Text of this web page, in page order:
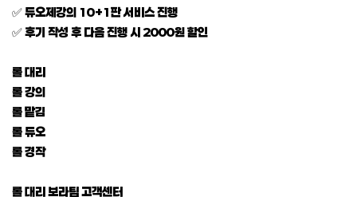
✅ 듀오제강의 10+1판 서비스 진행
✅ 후기 작성 후 다음 진행 시 2000원 할인
롤 대리
롤 강의
롤 맡김
롤 듀오
롤 경작
롤 대리 보라팀 고객센터